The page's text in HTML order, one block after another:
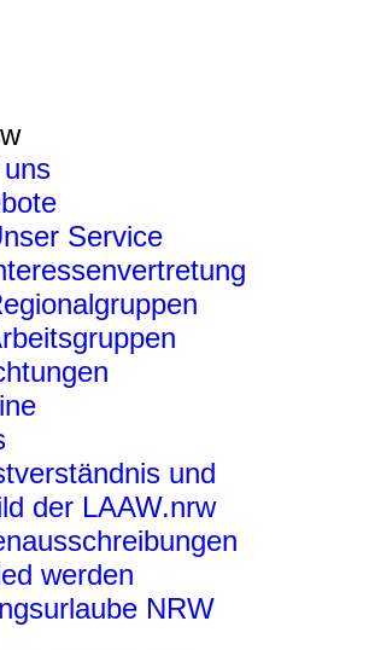
Service
und
der LAAW.nrw
werden
NRW